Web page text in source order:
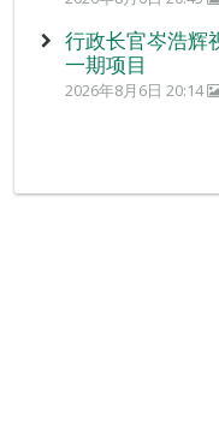
行政长官岑浩辉
一期项目
2026年8月6日 20:14